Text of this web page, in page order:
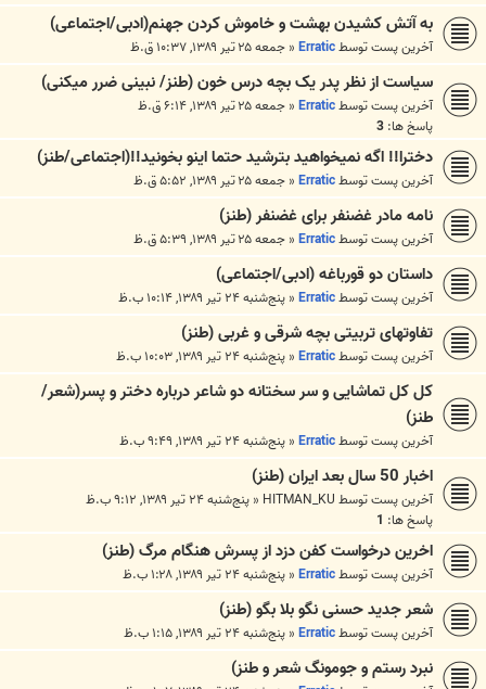
به آتش کشیدن بهشت و خاموش کردن جهنم(ادبی/اجتماعی)
آخرین پست توسطErratic
« جمعه ۲۵ تیر ۱۳۸۹, ۱۰:۳۷ ق.ظ
سیاست از نظر پدر یک بچه درس خون (طنز/ نبینی ضرر میکنی)
آخرین پست توسطErratic
« جمعه ۲۵ تیر ۱۳۸۹, ۶:۱۴ ق.ظ
پاسخ ها: 3
دخترا!! اگه نمیخواهید بترشید حتما اینو بخونید!!(اجتماعی/طنز)
آخرین پست توسطErratic
« جمعه ۲۵ تیر ۱۳۸۹, ۵:۵۲ ق.ظ
نامه مادر غضنفر برای غضنفر (طنز)
آخرین پست توسطErratic
« جمعه ۲۵ تیر ۱۳۸۹, ۵:۳۹ ق.ظ
داستان دو قورباغه (ادبی/اجتماعی)
آخرین پست توسطErratic
« پنج‌شنبه ۲۴ تیر ۱۳۸۹, ۱۰:۱۴ ب.ظ
تفاوتهای تربیتی بچه شرقی و غربی (طنز)
آخرین پست توسطErratic
« پنج‌شنبه ۲۴ تیر ۱۳۸۹, ۱۰:۰۳ ب.ظ
کل کل تماشایی و سر سختانه دو شاعر درباره دختر و پسر(شعر/
طنز)
آخرین پست توسطErratic
« پنج‌شنبه ۲۴ تیر ۱۳۸۹, ۹:۴۹ ب.ظ
اخبار 50 سال بعد ایران (طنز)
آخرین پست توسطHITMAN_KU
« پنج‌شنبه ۲۴ تیر ۱۳۸۹, ۹:۱۲ ب.ظ
پاسخ ها: 1
اخرین درخواست کفن دزد از پسرش هنگام مرگ (طنز)
آخرین پست توسطErratic
« پنج‌شنبه ۲۴ تیر ۱۳۸۹, ۱:۲۸ ب.ظ
شعر جدید حسنی نگو بلا بگو (طنز)
آخرین پست توسطErratic
« پنج‌شنبه ۲۴ تیر ۱۳۸۹, ۱:۱۵ ب.ظ
نبرد رستم و جومونگ شعر و طنز)